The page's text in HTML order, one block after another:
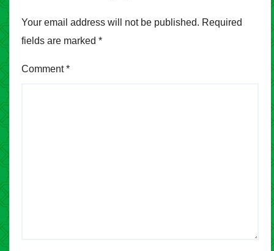
Your email address will not be published. Required
fields are marked *
Comment*